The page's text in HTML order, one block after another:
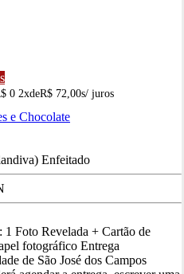
0 2xdeR$ 72,00s/ juros
e Chocolate
Enfeitado
Foto Revelada + Cartão de
fotográfico Entrega
de São José dos Campos